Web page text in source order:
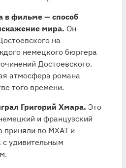
в фильме — способ
мира. Он
на
немецкого бюргера
Достоевского.
атмосфера романа
того времени.
Григорий Хмара. Это
и французский
приняли во МХАТ и
с удивительным